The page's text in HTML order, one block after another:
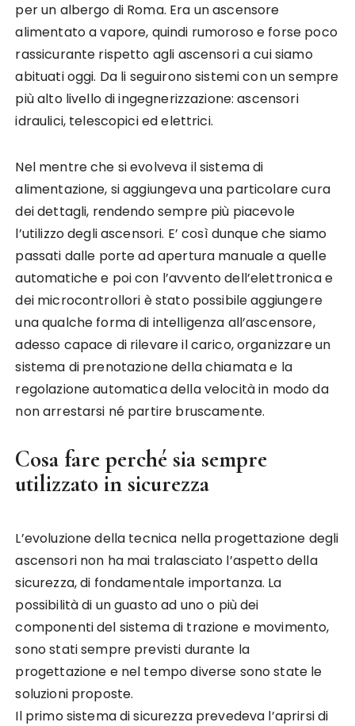
per un albergo di Roma. Era un ascensore
alimentato a vapore, quindi rumoroso e forse poco
rassicurante rispetto agli ascensori a cui siamo
abituati oggi. Da li seguirono sistemi con un sempre
più alto livello di ingegnerizzazione: ascensori
idraulici, telescopici ed elettrici.
Nel mentre che si evolveva il sistema di
alimentazione, si aggiungeva una particolare cura
dei dettagli, rendendo sempre più piacevole
l’utilizzo degli ascensori. E’ così dunque che siamo
passati dalle porte ad apertura manuale a quelle
automatiche e poi con l’avvento dell’elettronica e
dei microcontrollori è stato possibile aggiungere
una qualche forma di intelligenza all’ascensore,
adesso capace di rilevare il carico, organizzare un
sistema di prenotazione della chiamata e la
regolazione automatica della velocità in modo da
non arrestarsi né partire bruscamente.
Cosa fare perché sia sempre
utilizzato in sicurezza
L’evoluzione della tecnica nella progettazione degli
ascensori non ha mai tralasciato l’aspetto della
sicurezza, di fondamentale importanza. La
possibilità di un guasto ad uno o più dei
componenti del sistema di trazione e movimento,
sono stati sempre previsti durante la
progettazione e nel tempo diverse sono state le
soluzioni proposte.
Il primo sistema di sicurezza prevedeva l’aprirsi di